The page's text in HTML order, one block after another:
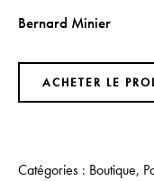
Bernard Minier
ACHETER LE
Catégories : Boutique,